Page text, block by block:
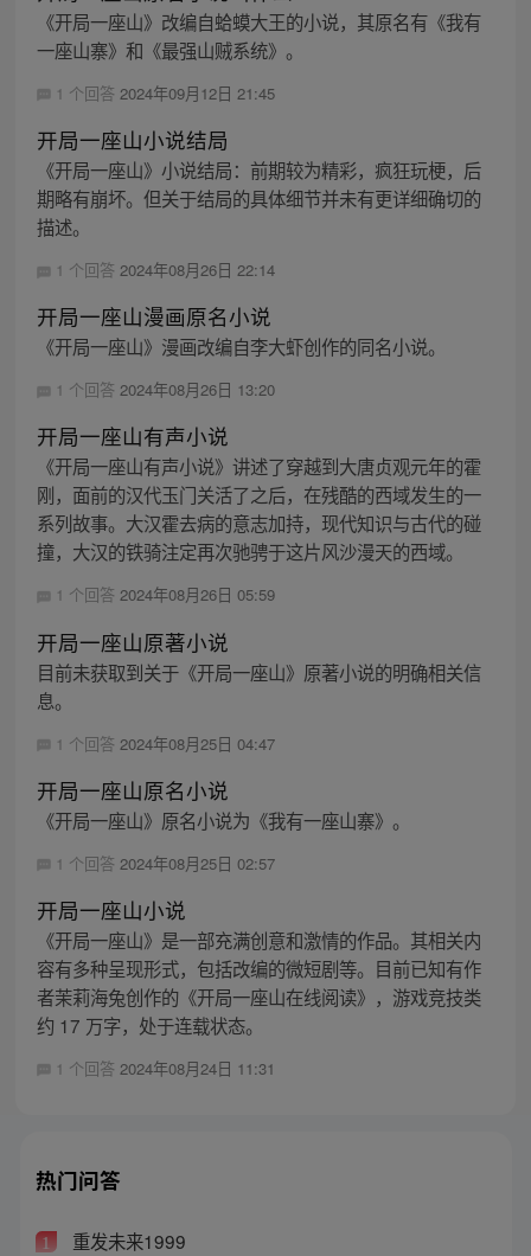
《开局一座山》改编自蛤蟆大王的小说，其原名有《我有
一座山寨》和《最强山贼系统》。
1 个回答 2024年09月12日 21:45
开局一座山小说结局
《开局一座山》小说结局：前期较为精彩，疯狂玩梗，后
期略有崩坏。但关于结局的具体细节并未有更详细确切的
描述。
1 个回答 2024年08月26日 22:14
开局一座山漫画原名小说
《开局一座山》漫画改编自李大虾创作的同名小说。
1 个回答 2024年08月26日 13:20
开局一座山有声小说
《开局一座山有声小说》讲述了穿越到大唐贞观元年的霍
刚，面前的汉代玉门关活了之后，在残酷的西域发生的一
系列故事。大汉霍去病的意志加持，现代知识与古代的碰
撞，大汉的铁骑注定再次驰骋于这片风沙漫天的西域。
1 个回答 2024年08月26日 05:59
开局一座山原著小说
目前未获取到关于《开局一座山》原著小说的明确相关信
息。
1 个回答 2024年08月25日 04:47
开局一座山原名小说
《开局一座山》原名小说为《我有一座山寨》。
1 个回答 2024年08月25日 02:57
开局一座山小说
《开局一座山》是一部充满创意和激情的作品。其相关内
容有多种呈现形式，包括改编的微短剧等。目前已知有作
者茉莉海兔创作的《开局一座山在线阅读》，游戏竞技类
约 17 万字，处于连载状态。
1 个回答 2024年08月24日 11:31
热门问答
1 重发未来1999